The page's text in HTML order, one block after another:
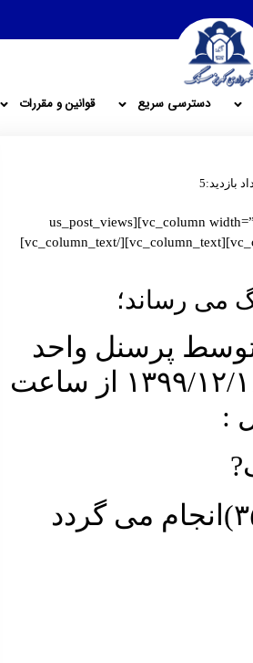
دسترسی سریع قوانین و مقررات
بازدید:5
[vc_row][vc_column width=”1/2″][us_post_date icon=”fas|clock”][/vc_column][vc_column width=”1/2″][us_post_views
icon=”fas|eye” text_before=”بازدید” result_thousand_short=”1″][/vc_column][vc_column][vc_column_text][/vc_column_text]
می رساند؛
توسط پرسنل واحد
خدمات شهر شهرداری روز شنبه مورخ ۱۳۹۹/۱۲/۱۶ از ساعت